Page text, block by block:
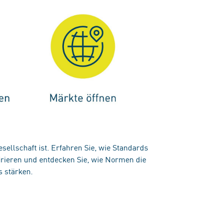
ist. Erfahren Sie, wie Standards
und entdecken Sie, wie Normen die